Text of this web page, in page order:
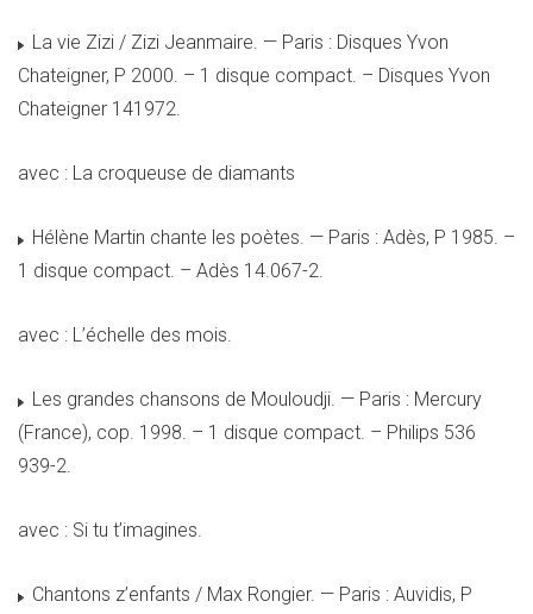
La vie Zizi / Zizi Jeanmaire. — Paris : Disques Yvon
Chateigner, P 2000. – 1 disque compact. – Disques Yvon
Chateigner 141972.
avec : La croqueuse de diamants
Hélène Martin chante les poètes. — Paris : Adès, P 1985. –
1 disque compact. – Adès 14.067-2.
avec : L’échelle des mois.
Les grandes chansons de Mouloudji. — Paris : Mercury
(France), cop. 1998. – 1 disque compact. – Philips 536
939-2.
avec : Si tu t’imagines.
Chantons z’enfants / Max Rongier. — Paris : Auvidis, P